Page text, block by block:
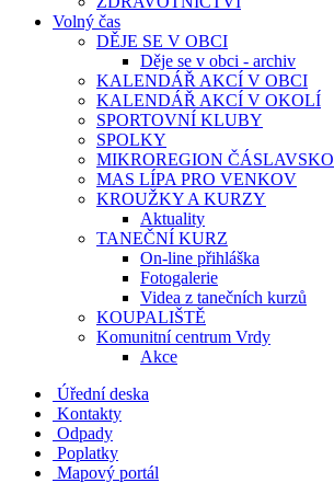
Volný čas
DĚJE SE V OBCI
Děje se v obci - archiv
KALENDÁŘ AKCÍ V OBCI
KALENDÁŘ AKCÍ V OKOLÍ
SPORTOVNÍ KLUBY
SPOLKY
MIKROREGION ČÁSLAVSKO
MAS LÍPA PRO VENKOV
KROUŽKY A KURZY
Aktuality
TANEČNÍ KURZ
On-line přihláška
Fotogalerie
Videa z tanečních kurzů
KOUPALIŠTĚ
Komunitní centrum Vrdy
Akce
Úřední deska
Kontakty
Odpady
Poplatky
Mapový portál